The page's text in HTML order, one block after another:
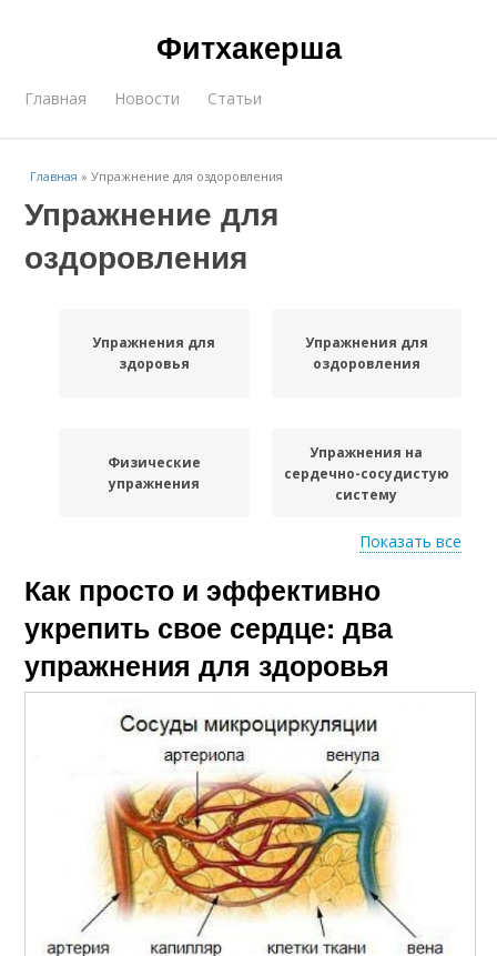
Фитхакерша
Главная Новости Статьи
Главная »Упражнение для оздоровления
Упражнение для
оздоровления
Упражнения для
здоровья
Упражнения для
оздоровления
Физические
упражнения
Упражнения на
сердечно-сосудистую
систему
сердечно-сосудистых
Эффективные
упражнения
Упражнения для
сердечно-сосудистой
системы
людей
Упражнения для
сердца
Упражнения на
состояние
Показать все
Как просто и эффективно
укрепить свое сердце: два
упражнения для здоровья